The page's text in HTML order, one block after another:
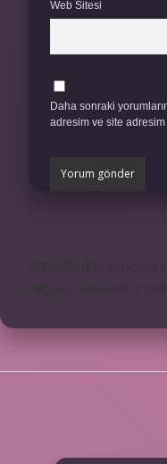
Web Sitesi
Daha sonraki
adresim ve site adresim